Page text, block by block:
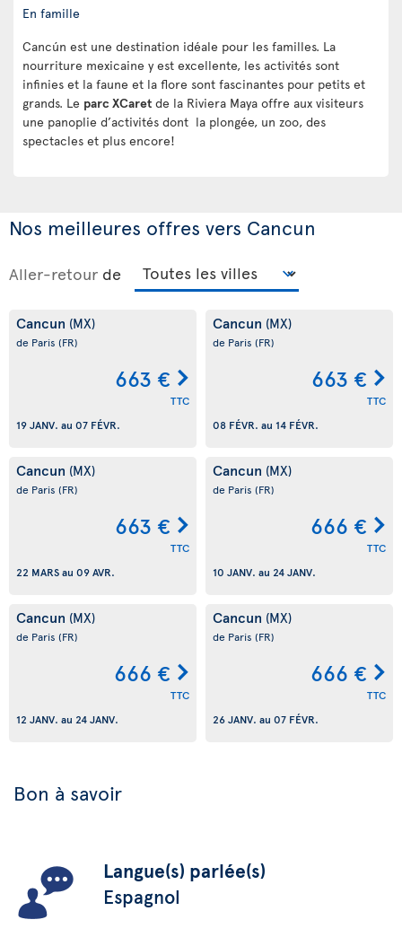
En famille
Cancún est une destination idéale pour les familles. La
nourriture mexicaine y est excellente, les activités sont
infinies et la faune et la flore sont fascinantes pour petits et
grands. Le parc XCaret de la Riviera Maya offre aux visiteurs
une panoplie d’activités dont la plongée, un zoo, des
spectacles et plus encore!
Nos meilleures offres vers Cancun
Aller-retour de
Cancun (MX)
de Paris (FR)
663 €
TTC
19 JANV. au 07 FÉVR.
Cancun (MX)
de Paris (FR)
663 €
TTC
08 FÉVR. au 14 FÉVR.
Cancun (MX)
de Paris (FR)
663 €
TTC
22 MARSau 09 AVR.
Cancun (MX)
de Paris (FR)
666 €
TTC
10 JANV. au 24 JANV.
Cancun (MX)
de Paris (FR)
666 €
TTC
12 JANV. au 24 JANV.
Cancun (MX)
de Paris (FR)
666 €
TTC
26 JANV. au 07 FÉVR.
Bon à savoir
Langue(s) parlée(s)
Espagnol